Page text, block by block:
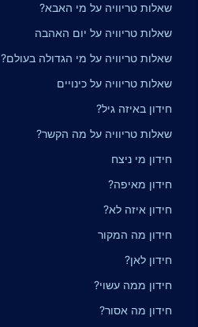
שאלות טריוויה על מי האבא?
שאלות טריוויה על יום האהבה
שאלות טריוויה על מי הגדולה בעולם?
שאלות טריוויה על כינויים
חידון באיזה גיל?
שאלות טריוויה על מה הקשר?
חידון מי ניצח
חידון מאיפה?
חידון איזה לא?
חידון מה המקור
חידון לאן?
חידון ממה עשוי?
חידון מה אסור?